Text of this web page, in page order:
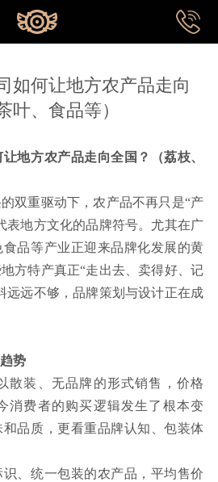
如何让地方农产品走向
叶、食品等）
地方农产品走向全国？（荔枝、
双重驱动下，农产品不再只是“产
表地方文化的品牌符号。尤其在广
品等产业正迎来品牌化发展的黄
方特产真正“走出去、卖得好、记
远远不够，品牌策划与设计正在成
势
散装、无品牌的形式销售，价格
消费者的购买逻辑发生了根本变
品质，更看重品牌认知、包装体
、统一包装的农产品，平均售价